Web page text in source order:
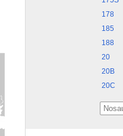
178
185
188
20
20B
20C